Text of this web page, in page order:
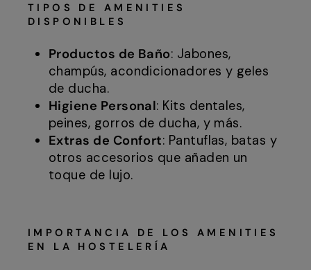
TIPOS DE AMENITIES
DISPONIBLES
Productos de Baño: Jabones,
champús, acondicionadores y geles
de ducha.
Higiene Personal: Kits dentales,
peines, gorros de ducha, y más.
Extras de Confort: Pantuflas, batas y
otros accesorios que añaden un
toque de lujo.
IMPORTANCIA DE LOS AMENITIES
EN LA HOSTELERÍA